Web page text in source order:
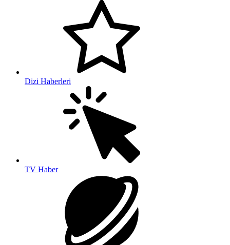
Dizi Haberleri
TV Haber